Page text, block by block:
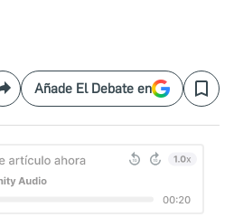
CompartirAñade El Debate en Save